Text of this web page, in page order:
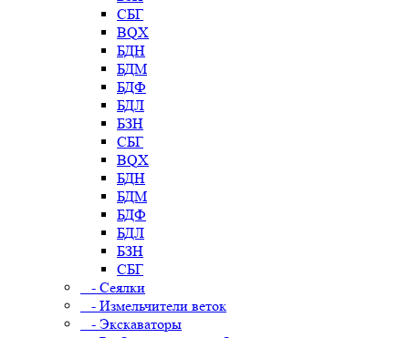
СБГ
BQX
БДН
БДМ
БДФ
БДЛ
БЗН
СБГ
BQX
БДН
БДМ
БДФ
БДЛ
БЗН
СБГ
- Сеялки
- Измельчители веток
- Экскаваторы